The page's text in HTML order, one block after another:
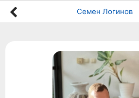
Семен Логинов